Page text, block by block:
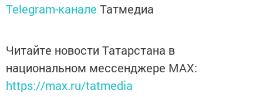
Telegram-канале Татмедиа
Читайте новости Татарстана в
национальном мессенджере MАХ:
https://max.ru/tatmedia